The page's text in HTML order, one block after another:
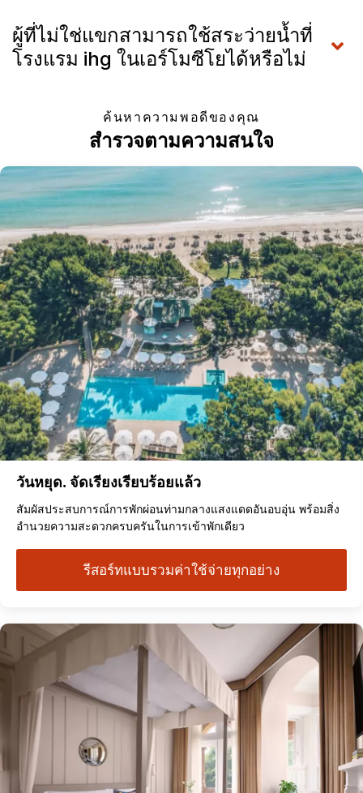
ผู้ที่ไม่ใช่แขกสามารถใช้สระว่ายน้ำที่
โรงแรม ihg ในเอร์โมซีโยได้หรือไม่
ค้นหาความพอดีของคุณ
สำรวจตามความสนใจ
วันหยุด. จัดเรียงเรียบร้อยแล้ว
สัมผัสประสบการณ์การพักผ่อนท่ามกลางแสงแดดอันอบอุ่น พร้อมสิ่ง
อำนวยความสะดวกครบครันในการเข้าพักเดียว
รีสอร์ทแบบรวมค่าใช้จ่ายทุกอย่าง